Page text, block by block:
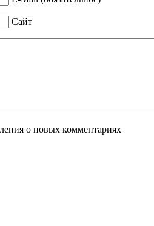
Сайт
о новых комментариях